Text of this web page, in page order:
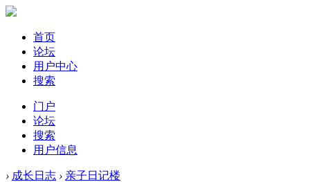
首页
论坛
用户中心
搜索
门户
论坛
搜索
用户信息
› 成长日志 › 亲子日记楼